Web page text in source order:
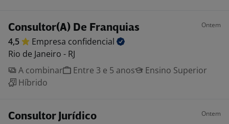
Consultor(A) De Franquias Ontem
4,5 Empresa confidencial
Rio de Janeiro - RJ
A combinar
Entre 3 e 5 anos
Ensino Superior
Híbrido
Consultor Jurídico Ontem